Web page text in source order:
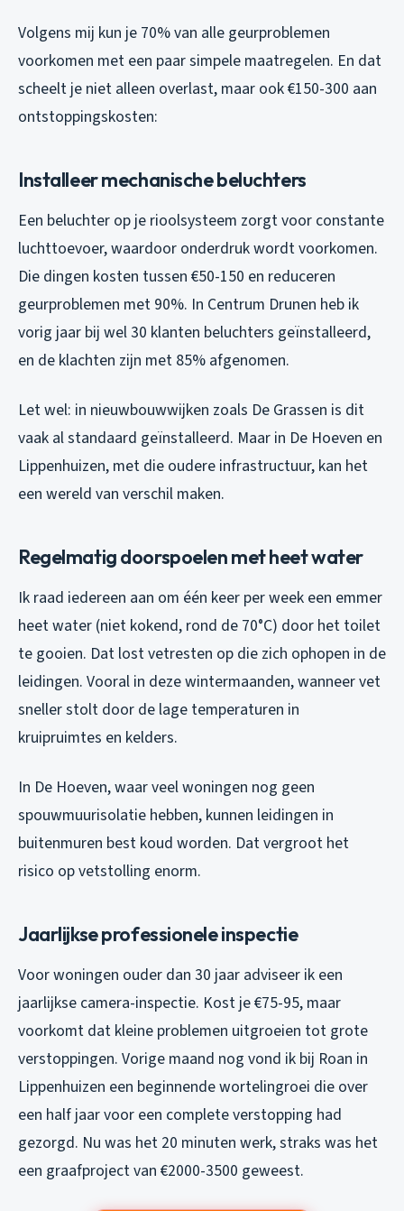
Volgens mij kun je 70% van alle geurproblemen
voorkomen met een paar simpele maatregelen. En dat
scheelt je niet alleen overlast, maar ook €150-300 aan
ontstoppingskosten:
Installeer mechanische beluchters
Een beluchter op je rioolsysteem zorgt voor constante
luchttoevoer, waardoor onderdruk wordt voorkomen.
Die dingen kosten tussen €50-150 en reduceren
geurproblemen met 90%. In Centrum Drunen heb ik
vorig jaar bij wel 30 klanten beluchters geïnstalleerd,
en de klachten zijn met 85% afgenomen.
Let wel: in nieuwbouwwijken zoals De Grassen is dit
vaak al standaard geïnstalleerd. Maar in De Hoeven en
Lippenhuizen, met die oudere infrastructuur, kan het
een wereld van verschil maken.
Regelmatig doorspoelen met heet water
Ik raad iedereen aan om één keer per week een emmer
heet water (niet kokend, rond de 70°C) door het toilet
te gooien. Dat lost vetresten op die zich ophopen in de
leidingen. Vooral in deze wintermaanden, wanneer vet
sneller stolt door de lage temperaturen in
kruipruimtes en kelders.
In De Hoeven, waar veel woningen nog geen
spouwmuurisolatie hebben, kunnen leidingen in
buitenmuren best koud worden. Dat vergroot het
risico op vetstolling enorm.
Jaarlijkse professionele inspectie
Voor woningen ouder dan 30 jaar adviseer ik een
jaarlijkse camera-inspectie. Kost je €75-95, maar
voorkomt dat kleine problemen uitgroeien tot grote
verstoppingen. Vorige maand nog vond ik bij Roan in
Lippenhuizen een beginnende wortelingroei die over
een half jaar voor een complete verstopping had
gezorgd. Nu was het 20 minuten werk, straks was het
een graafproject van €2000-3500 geweest.